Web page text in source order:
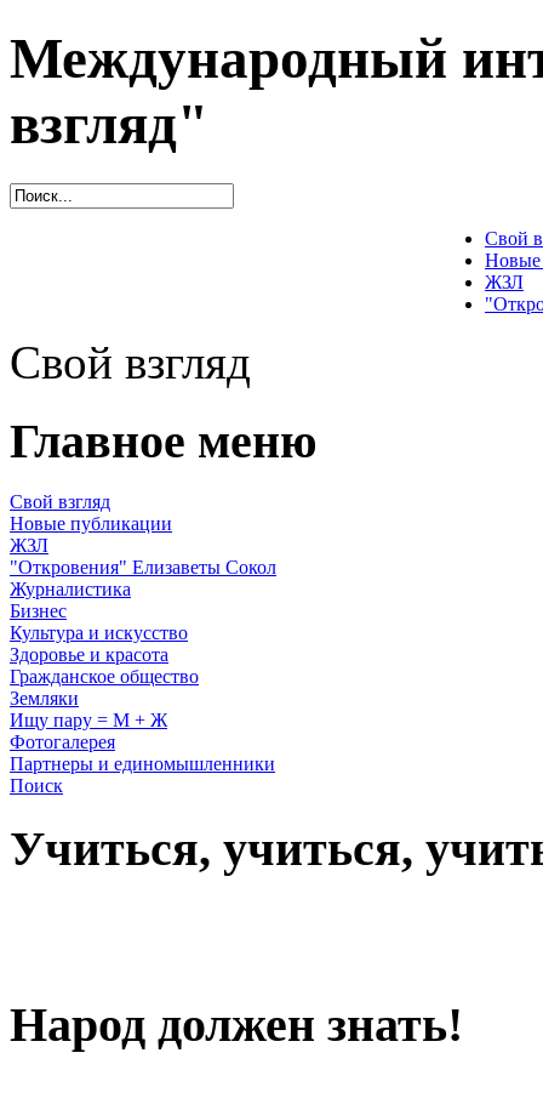
Международный
взгляд"
Свой
Новые
ЖЗЛ
Свой взгляд
Главное меню
Свой взгляд
Новые публикации
ЖЗЛ
"Откровения" Елизаветы Сокол
Журналистика
Бизнес
Культура и искусство
Здоровье и красота
Гражданское общество
Земляки
Ищу пару = М + Ж
Фотогалерея
Партнеры и единомышленники
Поиск
Учиться, учиться,
Народ должен знать!